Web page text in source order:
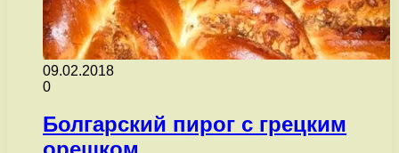
09.02.2018
0
Болгарский пирог с грецким